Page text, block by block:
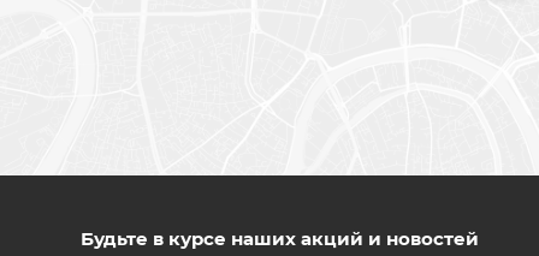
Будьте в курсе наших акций и новостей